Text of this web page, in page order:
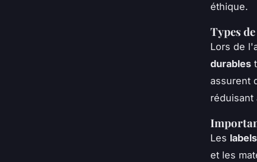
éthique.
Types
Lors de
durables
assurent
réduisant
Les
et les